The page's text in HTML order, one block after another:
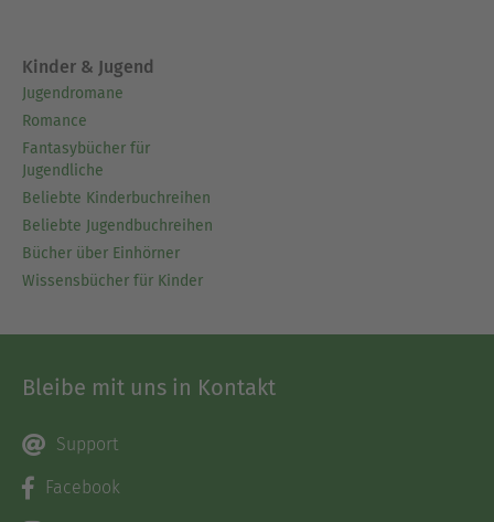
Kinder & Jugend
Jugendromane
Romance
Fantasybücher für
Jugendliche
Beliebte Kinderbuchreihen
Beliebte Jugendbuchreihen
Bücher über Einhörner
Wissensbücher für Kinder
Bleibe mit uns in Kontakt
Support
Facebook